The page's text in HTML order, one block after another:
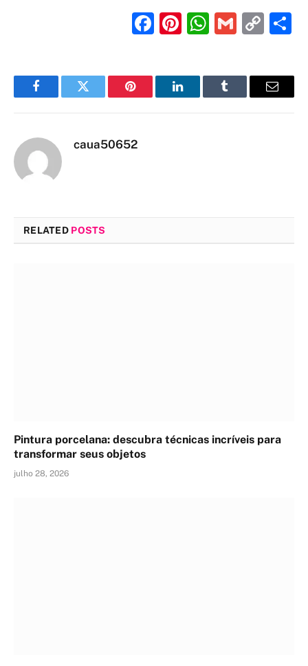
Facebook
Pinterest
Gmail
FacebookTwitter Pinterest LinkedInTumblr Email
caua50652
RELATED POSTS
Pintura porcelana: descubra técnicas incríveis para
transformar seus objetos
julho 28, 2026